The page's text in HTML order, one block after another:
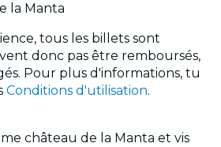
la Manta
tous les billets sont
donc pas être remboursés,
Pour plus d'informations, tu
Conditions d'utilisation.
château de la Manta et vis